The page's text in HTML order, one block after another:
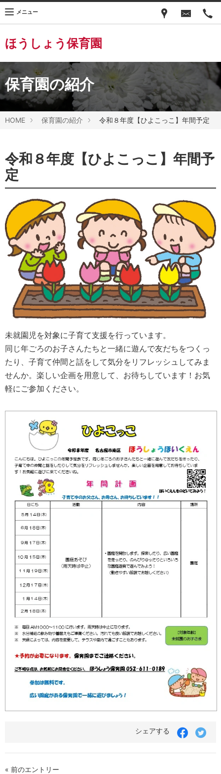
ほうしょう保育園
メニュー
保育園の紹介
HOME 保育園の紹介 令和８年度【ひよこっこ】年間予定
令和８年度【ひよこっこ】年間予
定
未就園児を対象に子育て支援を行っています。
同じ年ごろのお子さんたちと一緒に遊んで友だちをつくっ
たり、子育て仲間と話をして気分をリフレッシュしてみま
せんか。楽しい企画を用意して、お待ちしています！お気
軽にご参加ください。
シェアする
Facebook
ェ
ェ
« 前のエントリー